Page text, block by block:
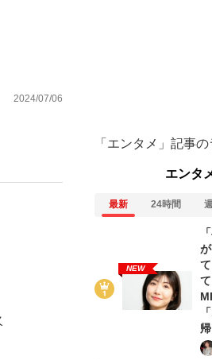
2024/07/06
「エンタメ」記事
エンタ
最新 24時間
NEW